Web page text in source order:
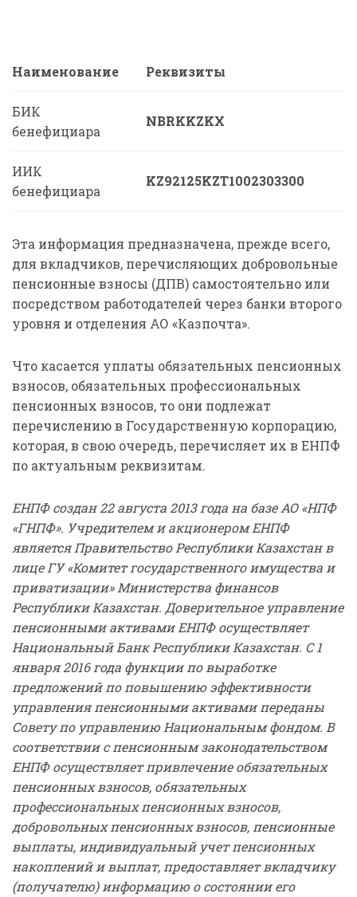
Наименование Реквизиты
БИК
бенефициара
NBRKKZKX
ИИК
бенефициара
KZ92125KZT1002303300
Эта информация предназначена, прежде всего,
для вкладчиков, перечисляющих добровольные
пенсионные взносы (ДПВ) самостоятельно или
посредством работодателей через банки второго
уровня и отделения АО «Казпочта».
Что касается уплаты обязательных пенсионных
взносов, обязательных профессиональных
пенсионных взносов, то они подлежат
перечислению в Государственную корпорацию,
которая, в свою очередь, перечисляет их в ЕНПФ
по актуальным реквизитам.
ЕНПФ создан 22 августа 2013 года на базе АО «НПФ
«ГНПФ». Учредителем и акционером ЕНПФ
является Правительство Республики Казахстан в
лице ГУ «Комитет государственного имущества и
приватизации» Министерства финансов
Республики Казахстан. Доверительное управление
пенсионными активами ЕНПФ осуществляет
Национальный Банк Республики Казахстан. С 1
января 2016 года функции по выработке
предложений по повышению эффективности
управления пенсионными активами переданы
Совету по управлению Национальным фондом. В
соответствии с пенсионным законодательством
ЕНПФ осуществляет привлечение обязательных
пенсионных взносов, обязательных
профессиональных пенсионных взносов,
добровольных пенсионных взносов, пенсионные
выплаты, индивидуальный учет пенсионных
накоплений и выплат, предоставляет вкладчику
(получателю) информацию о состоянии его